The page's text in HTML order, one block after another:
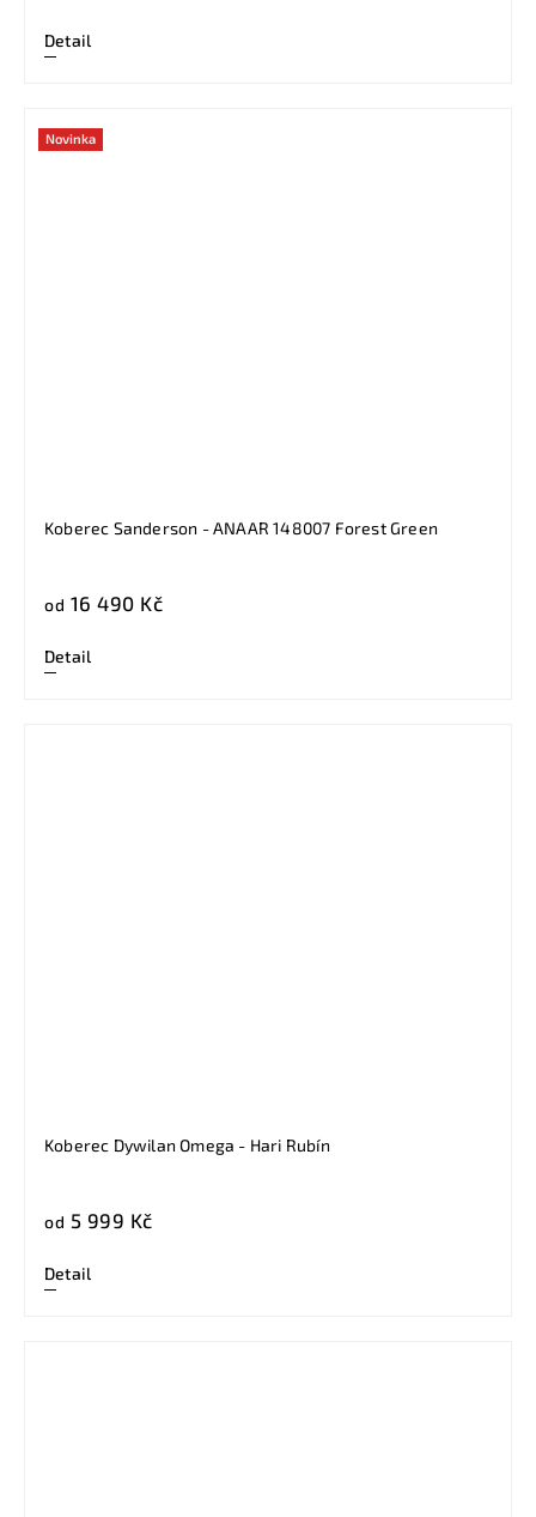
Detail
Novinka
Koberec Sanderson - ANAAR 148007 Forest Green
od 16 490 Kč
Detail
Koberec Dywilan Omega - Hari Rubín
od 5 999 Kč
Detail